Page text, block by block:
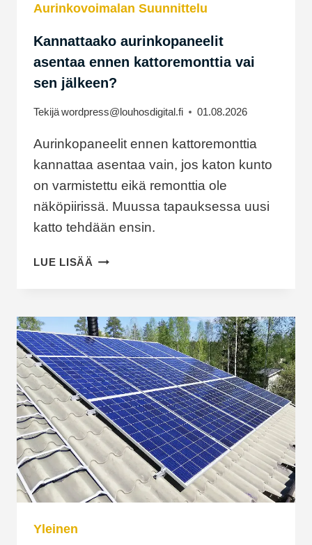
Aurinkovoimalan Suunnittelu
Kannattaako aurinkopaneelit
asentaa ennen kattoremonttia vai
sen jälkeen?
Tekijäwordpress@louhosdigital.fi 01.08.2026
Aurinkopaneelit ennen kattoremonttia
kannattaa asentaa vain, jos katon kunto
on varmistettu eikä remonttia ole
näköpiirissä. Muussa tapauksessa uusi
katto tehdään ensin.
LUE LISÄÄ KANNATTAAKO
KATTOREMONTTIA
VAI
SEN
JÄLKEEN?
Yleinen